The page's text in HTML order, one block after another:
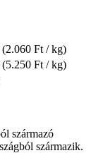
(2.060 Ft / kg)
(5.250 Ft / kg)
származó
származik.